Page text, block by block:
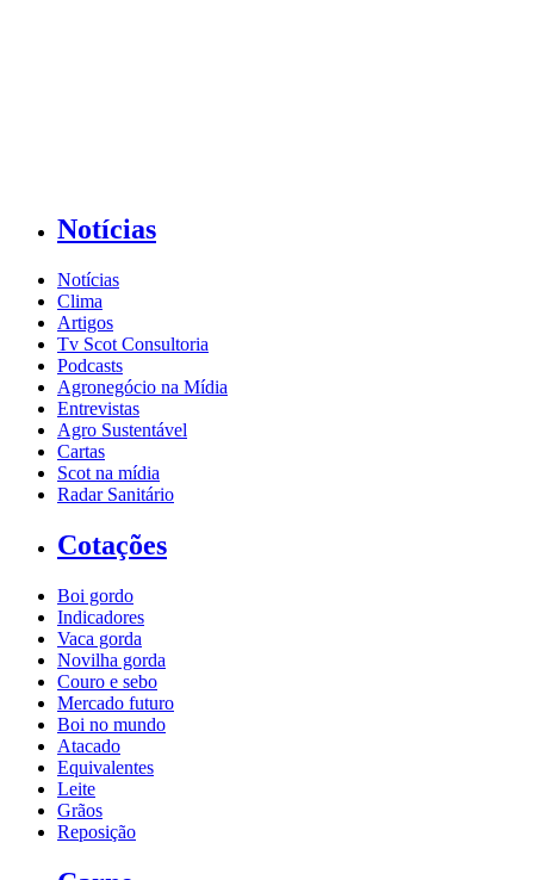
Notícias
Notícias
Clima
Artigos
Tv Scot Consultoria
Podcasts
Agronegócio na Mídia
Entrevistas
Agro Sustentável
Cartas
Scot na mídia
Radar Sanitário
Cotações
Boi gordo
Indicadores
Vaca gorda
Novilha gorda
Couro e sebo
Mercado futuro
Boi no mundo
Atacado
Equivalentes
Leite
Grãos
Reposição